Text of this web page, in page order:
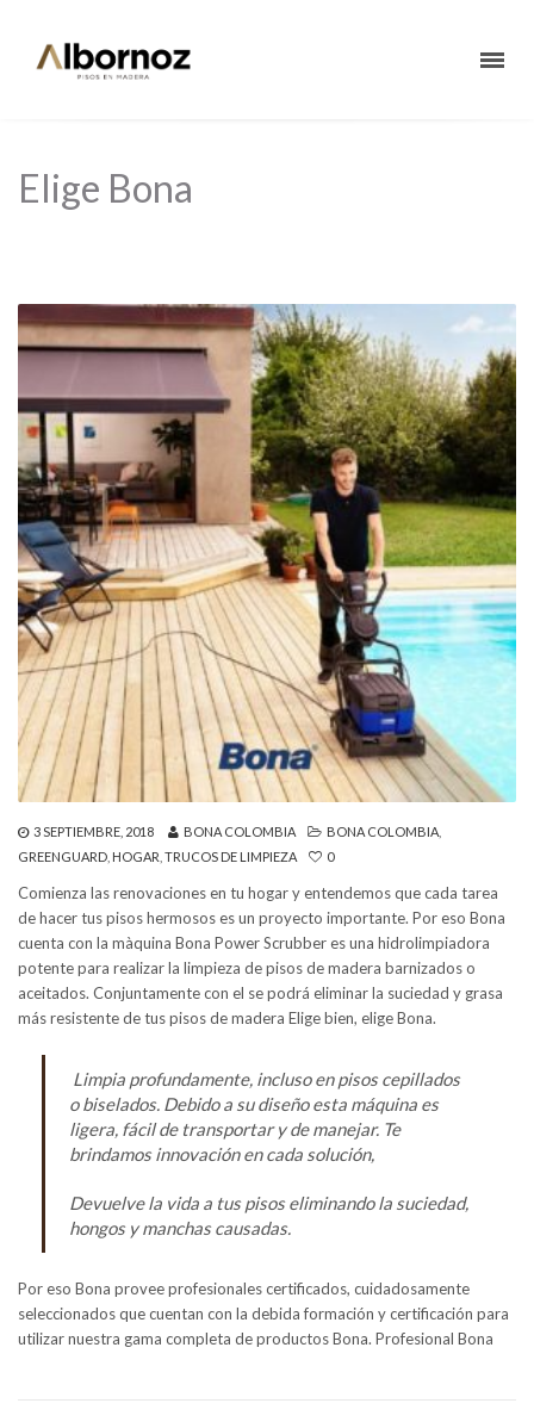
Elige Bona
3 SEPTIEMBRE, 2018 BONA COLOMBIA BONA COLOMBIA
GREENGUARD HOGAR TRUCOS DE LIMPIEZA 0
Comienza las renovaciones en tu hogar y entendemos que cada tarea
de hacer tus pisos hermosos es un proyecto importante. Por eso Bona
cuenta con la màquina Bona Power Scrubber es una hidrolimpiadora
potente para realizar la limpieza de pisos de madera barnizados o
aceitados. Conjuntamente con el se podrá eliminar la suciedad y grasa
más resistente de tus pisos de madera Elige bien, elige Bona.
Limpia profundamente, incluso en pisos cepillados
o biselados. Debido a su diseño esta máquina es
ligera, fácil de transportar y de manejar. Te
brindamos innovación en cada solución,
Devuelve la vida a tus pisos eliminando la suciedad,
hongos y manchas causadas.
Por eso Bona provee profesionales certificados, cuidadosamente
seleccionados que cuentan con la debida formación y certificación para
utilizar nuestra gama completa de productos Bona. Profesional Bona